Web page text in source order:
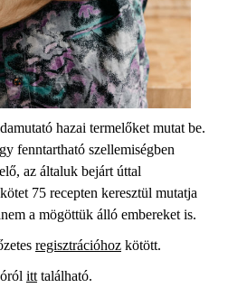
hazai termelőket mutat be.
fenntartható szellemiségben
az általuk bejárt úttal
75 recepten keresztül mutatja
a mögöttük álló embereket is.
regisztrációhoz kötött.
itt található.